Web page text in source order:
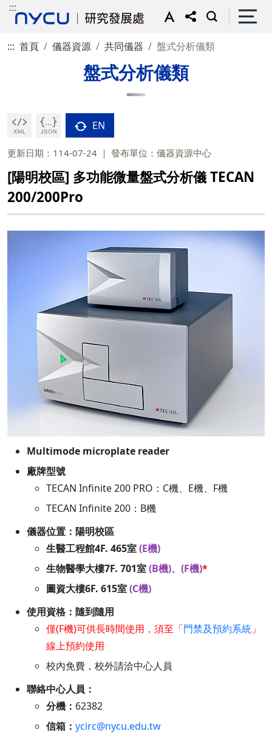
:::
::: 首頁 儀器資源 共同儀器 盤式分析儀類
盤式分析儀類
EN
更新日期：114-07-24 發布單位：儀器資源中心
[陽明校區] 多功能微量盤式分析儀 TECAN
200/200Pro
Multimode microplate reader
廠牌型號
TECAN Infinite 200 PRO：C機、E機、F機
TECAN Infinite 200：B機
儀器位置：陽明校區
生醫工程館4F. 465室(E機)
生物醫學大樓7F. 701室(B機)、(F機)*
圖資大樓6F. 615室(C機)
使用資格：隨到隨用
僅(F機)可供長時間使用，須至「門禁及預約系統 」
線上預約使用
校內免費，校外請洽中心人員
聯絡中心人員：
分機： 62382
信箱： ycirc@nycu.edu.tw